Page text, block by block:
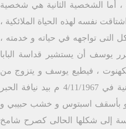
الشخصية الثانية هي شخصية
نفسه لهذه الحياة الملائكية ،
التى تواجهه في حياته و خدمته ،
داوود الذي جعله مولعاً لدراسة الكتاب المقدس.في عام 1967 م قرر يوسف أن يستشير قداسة البابا
، فيطيع يوسف و يتزوج من
خادمة فاضلة جداً هي أمال أيوب ، و يرسم كاهناً على مذبح السيدة العذراء مريم بالعمرانية في 4/11/1967 م بيد نيافة الحبر
و بأسقف اسبتوس و خشب حبيبي و
إلى شكلها الحالى كصرح شامخ